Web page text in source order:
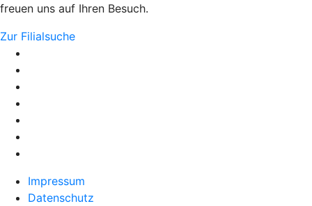
freuen uns auf Ihren Besuch.
Zur Filialsuche
Impressum
Datenschutz